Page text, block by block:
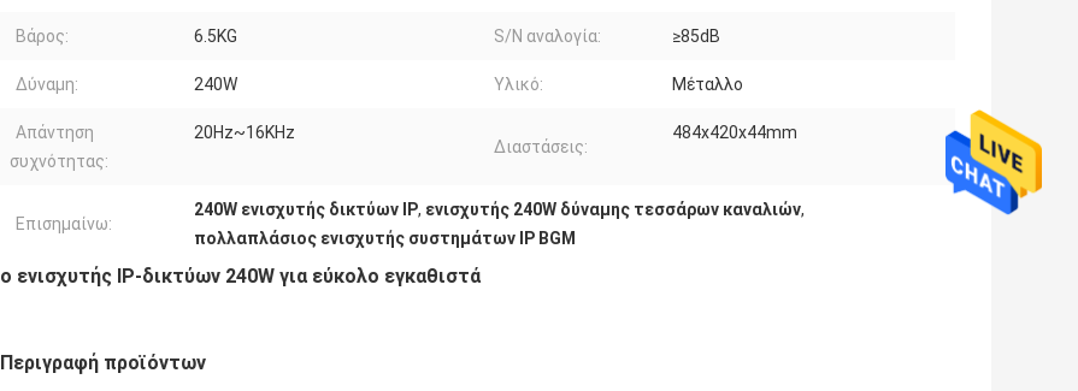
Βάρος: 6.5KG S/N αναλογία: ≥85dB
Δύναμη: 240W Υλικό: Μέταλλο
Απάντηση
συχνότητας:
20Hz~16KHz
Διαστάσεις:
484x420x44mm
Επισημαίνω:
240W ενισχυτής δικτύων IP, ενισχυτής 240W δύναμης τεσσάρων καναλιών,
πολλαπλάσιος ενισχυτής συστημάτων IP BGM
ο ενισχυτής IP-δικτύων 240W για εύκολο εγκαθιστά
Περιγραφή προϊόντων